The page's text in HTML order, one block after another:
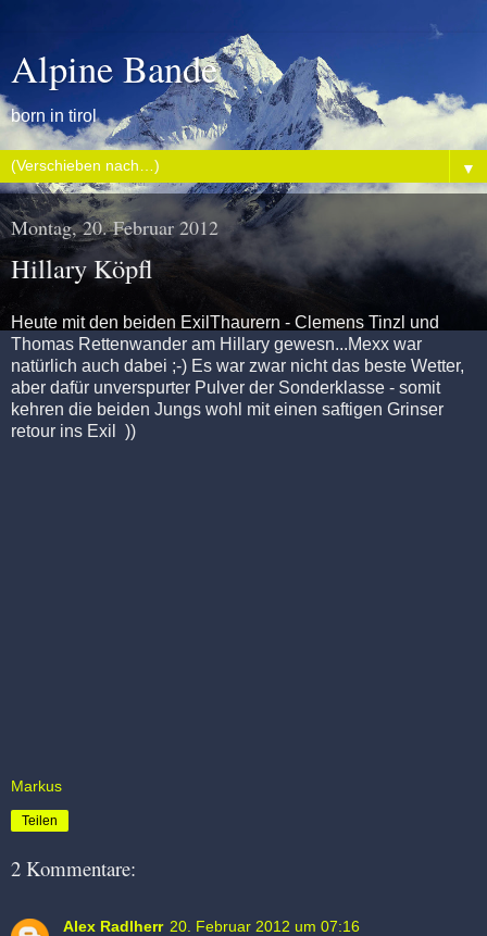
Alpine Bande
born in tirol
▼
Montag, 20. Februar 2012
Hillary Köpfl
Heute mit den beiden ExilThaurern - Clemens Tinzl und
Thomas Rettenwander am Hillary gewesn...Mexx war
natürlich auch dabei ;-) Es war zwar nicht das beste Wetter,
aber dafür unverspurter Pulver der Sonderklasse - somit
kehren die beiden Jungs wohl mit einen saftigen Grinser
retour ins Exil ))
Markus
Teilen
2 Kommentare:
Alex Radlherr 20. Februar 2012 um 07:16